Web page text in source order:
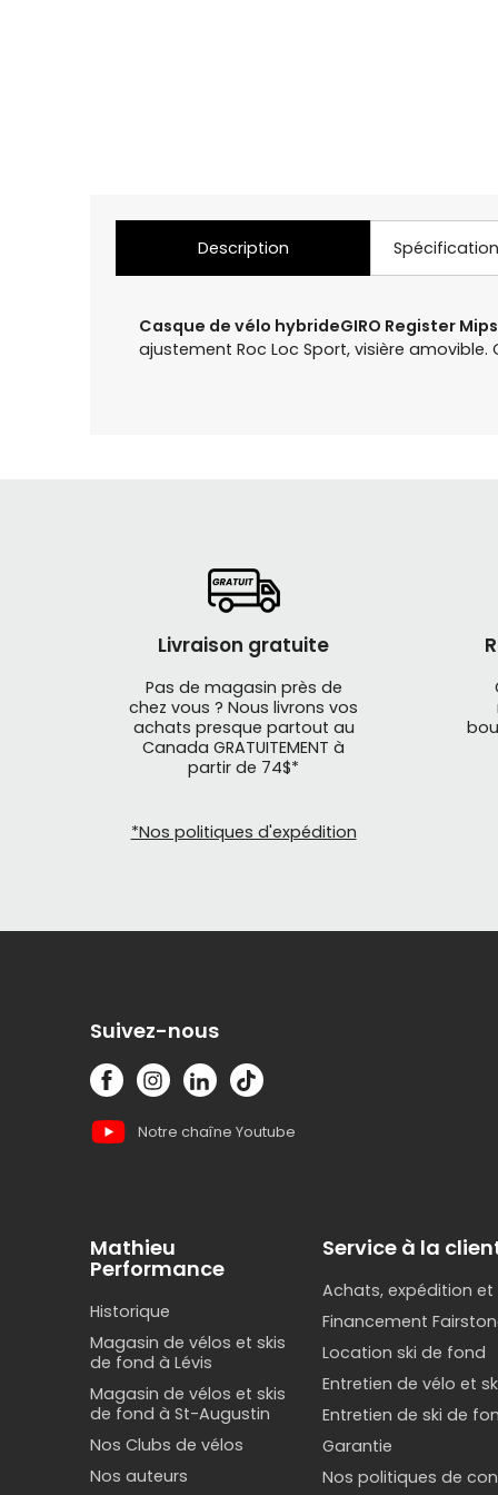
Description
Casque de vélo hybrideGIRO Register
ajustement Roc Loc Sport, visière
Livraison gratuite
Pas de magasin près de
chez vous ? Nous livrons vos
achats presque partout au
Canada GRATUITEMENT à
partir de 74$*
*Nos politiques d'expédition
Suivez-nous
Notre chaîne Youtube
Mathieu
Performance
Historique
Magasin de vélos et skis
de fond à Lévis
Magasin de vélos et skis
de fond à St-Augustin
Nos Clubs de vélos
Nos auteurs
Service à la
Achats, expédition et
Financement
Location ski de fond
Entretien de vélo et
Entretien de ski de
Garantie
Nos politiques de